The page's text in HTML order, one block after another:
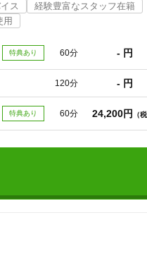
ス
経験豊富なスタッフ在籍
用
特典あり 60分 - 円
120分 - 円
特典あり 60分 24,200円 （